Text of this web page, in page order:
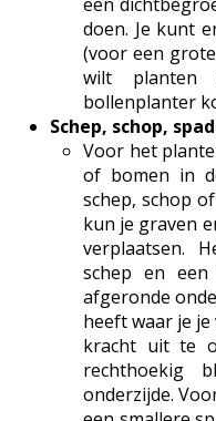
doen. Je kunt
(voor een
wilt planten
bollenplanter
Schep, schop,
Voor het
of bomen in
schep, schop
kun je graven
verplaatsen.
schep en
afgeronde
heeft waar je
kracht uit te
rechthoekig
onderzijde.